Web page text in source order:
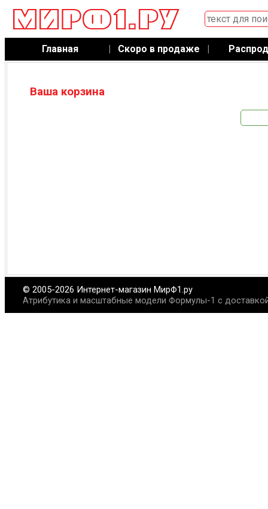
Главная | Скоро в продаже |
Ваша корзина
© 2005-2026 Интернет-магазин МирФ1.ру
Атрибутика и масштабные модели Формулы-1 с